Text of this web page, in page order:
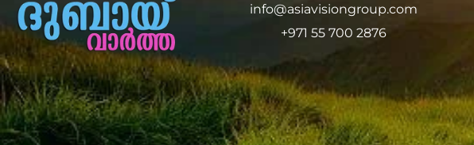
info@asiavisiongroup.com
+971 55 700 2876